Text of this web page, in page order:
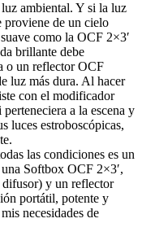
ambiental. Y si la luz
proviene de un cielo
como la OCF 2×3′
brillante debe
o un reflector OCF
luz más dura. Al hacer
con el modificador
a la escena y
luces estroboscópicas,
las condiciones es un
Softbox OCF 2×3′,
y un reflector
portátil, potente y
necesidades de